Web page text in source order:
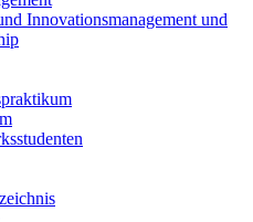
Innovationsmanagement und